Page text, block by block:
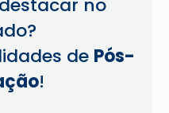
no
de Pós-
!